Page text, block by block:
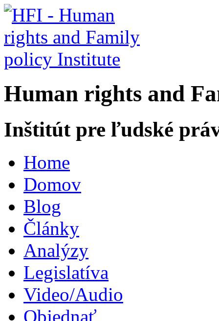
Human rights and F
Inštitút pre ľudské
Home
Domov
Blog
Články
Analýzy
Legislatíva
Video/Audio
Objednať